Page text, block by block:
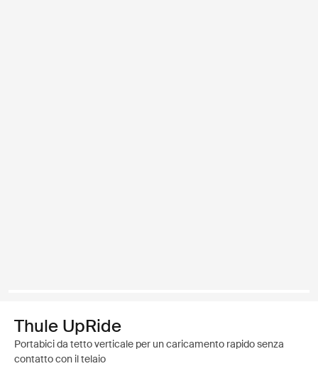
Thule UpRide
Portabici da tetto verticale per un caricamento rapido senza
contatto con il telaio